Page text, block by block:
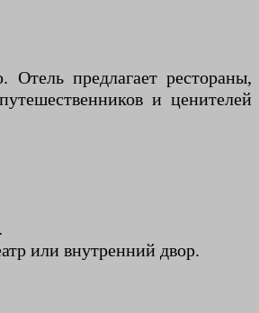
предлагает рестораны,
и ценителей
или внутренний двор.